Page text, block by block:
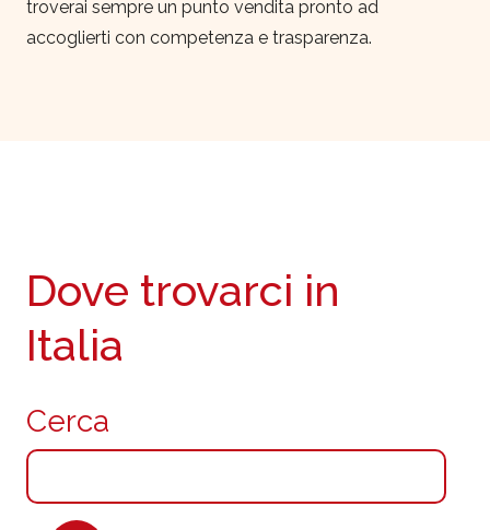
troverai sempre un punto vendita pronto ad
accoglierti con competenza e trasparenza.
Cerca
Dove trovarci in
Italia